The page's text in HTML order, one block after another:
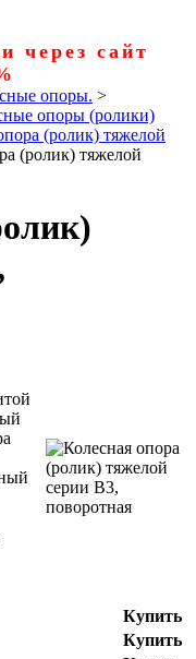
через сайт
опоры. >
опоры (ролики)
(ролик) тяжелой
(ролик) тяжелой
Купить
Купить